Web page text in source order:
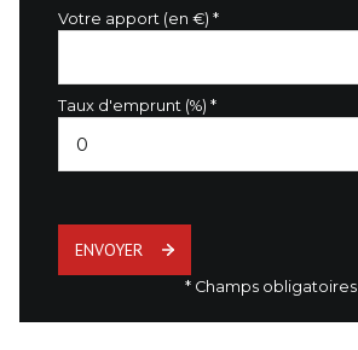
Votre apport (en €) *
Taux d'emprunt (%) *
ENVOYER
* Champs obligatoires